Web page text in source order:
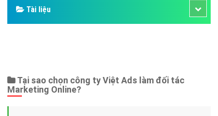
Tài liệu